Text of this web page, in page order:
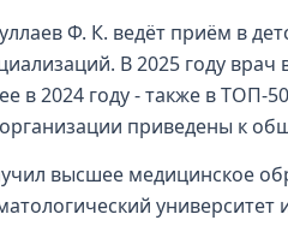
Ф. К. ведёт приём в
В 2025 году
в 2024 году - также в ТОП-
приведены к
высшее медицинское